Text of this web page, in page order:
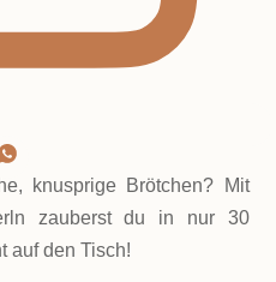
knusprige Brötchen? Mit
zauberst du in nur 30
auf den Tisch!